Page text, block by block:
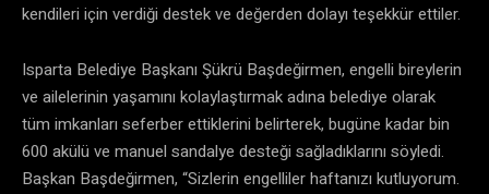
kendileri için verdiği destek ve değerden dolayı teşekkür ettiler.
Isparta Belediye Başkanı Şükrü Başdeğirmen, engelli bireylerin
ve ailelerinin yaşamını kolaylaştırmak adına belediye olarak
tüm imkanları seferber ettiklerini belirterek, bugüne kadar bin
600 akülü ve manuel sandalye desteği sağladıklarını söyledi.
Başkan Başdeğirmen, “Sizlerin engelliler haftanızı kutluyorum.